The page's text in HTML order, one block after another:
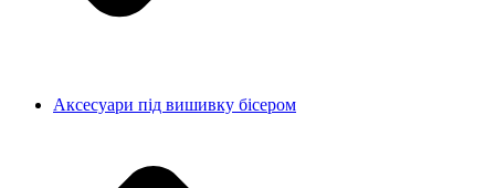
Аксесуари під вишивку бісером